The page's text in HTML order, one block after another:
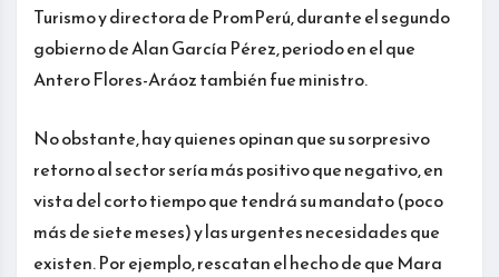
Turismo y directora de PromPerú, durante el segundo
gobierno de Alan García Pérez, periodo en el que
Antero Flores-Aráoz también fue ministro.
No obstante, hay quienes opinan que su sorpresivo
retorno al sector sería más positivo que negativo, en
vista del corto tiempo que tendrá su mandato (poco
más de siete meses) y las urgentes necesidades que
existen. Por ejemplo, rescatan el hecho de que Mara